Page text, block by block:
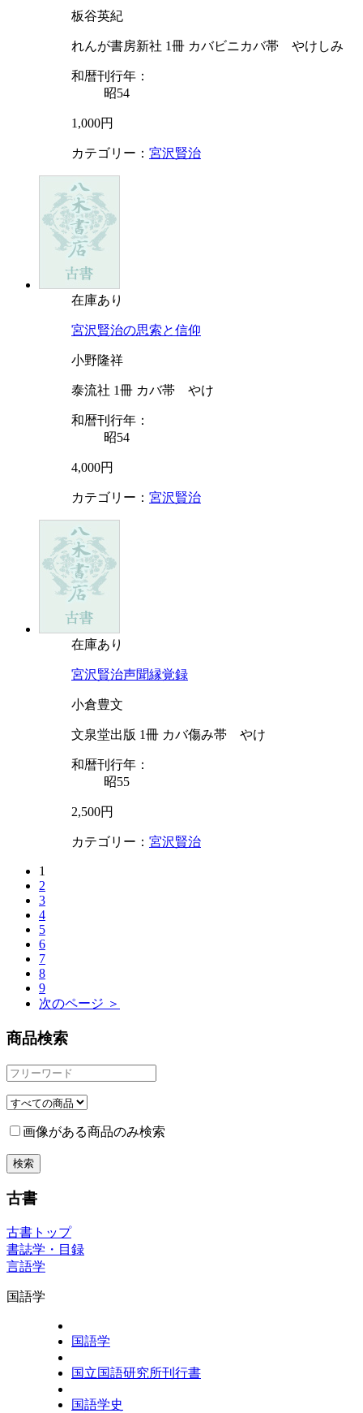
板谷英紀
れんが書房新社 1冊 カバビニカバ帯 やけしみ
和暦刊行年：
昭54
1,000円
カテゴリー： 宮沢賢治
在庫あり
宮沢賢治の思索と信仰
小野隆祥
泰流社 1冊 カバ帯 やけ
和暦刊行年：
昭54
4,000円
カテゴリー： 宮沢賢治
在庫あり
宮沢賢治声聞縁覚録
小倉豊文
文泉堂出版 1冊 カバ傷み帯 やけ
和暦刊行年：
昭55
2,500円
カテゴリー： 宮沢賢治
1
2
3
4
5
6
7
8
9
次のページ ＞
商品検索
画像がある商品のみ検索
古書
古書トップ
書誌学・目録
言語学
国語学
国語学
国立国語研究所刊行書
国語学史